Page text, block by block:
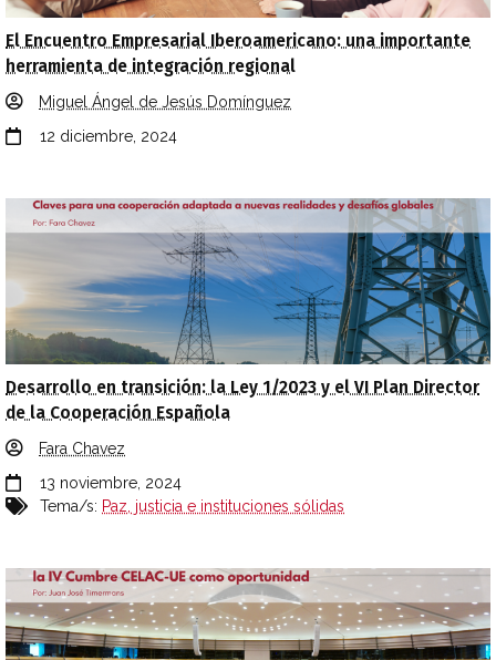
El Encuentro Empresarial Iberoamericano: una importante
herramienta de integración regional
Miguel Ángel de Jesús Domínguez
12 diciembre, 2024
Desarrollo en transición: la Ley 1/2023 y el VI Plan Director
de la Cooperación Española
Fara Chavez
13 noviembre, 2024
Tema/s: Paz, justicia e instituciones sólidas